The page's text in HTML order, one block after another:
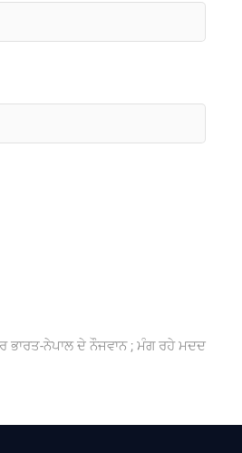
ਭਾਰਤ-ਨੇਪਾਲ ਦੇ ਨੌਜਵਾਨ ; ਮੰਗ ਰਹੇ ਮਦਦ